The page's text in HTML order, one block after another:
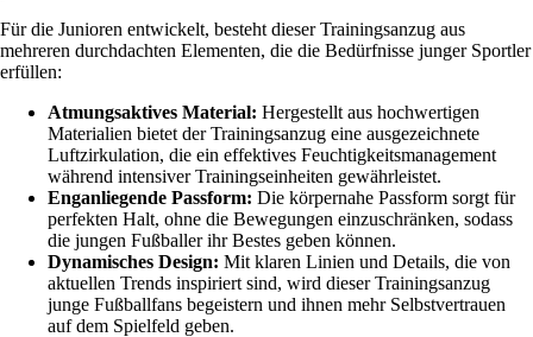
Für die Junioren entwickelt, besteht dieser Trainingsanzug aus
mehreren durchdachten Elementen, die die Bedürfnisse junger Sportler
erfüllen:
Atmungsaktives Material: Hergestellt aus hochwertigen
Materialien bietet der Trainingsanzug eine ausgezeichnete
Luftzirkulation, die ein effektives Feuchtigkeitsmanagement
während intensiver Trainingseinheiten gewährleistet.
Enganliegende Passform: Die körpernahe Passform sorgt für
perfekten Halt, ohne die Bewegungen einzuschränken, sodass
die jungen Fußballer ihr Bestes geben können.
Dynamisches Design: Mit klaren Linien und Details, die von
aktuellen Trends inspiriert sind, wird dieser Trainingsanzug
junge Fußballfans begeistern und ihnen mehr Selbstvertrauen
auf dem Spielfeld geben.